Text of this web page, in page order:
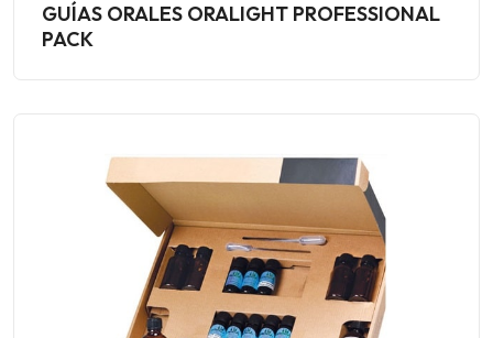
GUÍAS ORALES ORALIGHT PROFESSIONAL
PACK